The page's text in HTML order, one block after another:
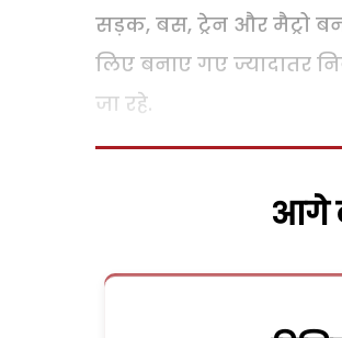
सड़क, बस, ट्रेन और मैट्रो
लिए बनाए गए ज्यादातर
जा रहे.
आगे